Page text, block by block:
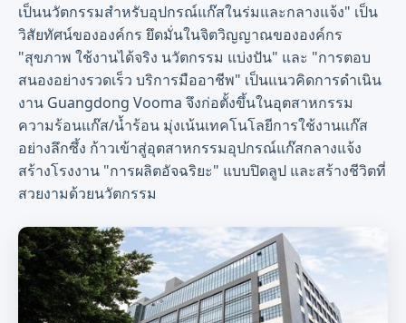
เป็นนวัตกรรมสำหรับอุปกรณ์แก๊สในร่มและกลางแจ้ง" เป็น
วิสัยทัศน์ขององค์กร ยึดมั่นในจิตวิญญาณขององค์กร
"สุขภาพ ใช้งานได้จริง นวัตกรรม แบ่งปัน" และ "การตอบ
สนองอย่างรวดเร็ว บริการมืออาชีพ" เป็นแนวคิดการดำเนิน
งาน Guangdong Vooma จึงก่อตั้งขึ้นในอุตสาหกรรม
ความร้อนแก๊ส/น้ำร้อน มุ่งเน้นเทคโนโลยีการใช้งานแก๊ส
อย่างลึกซึ้ง ก้าวเข้าสู่อุตสาหกรรมอุปกรณ์แก๊สกลางแจ้ง
สร้างโรงงาน "การผลิตอัจฉริยะ" แบบปิดลูป และสร้างชีวิตที่
สวยงามด้วยนวัตกรรม